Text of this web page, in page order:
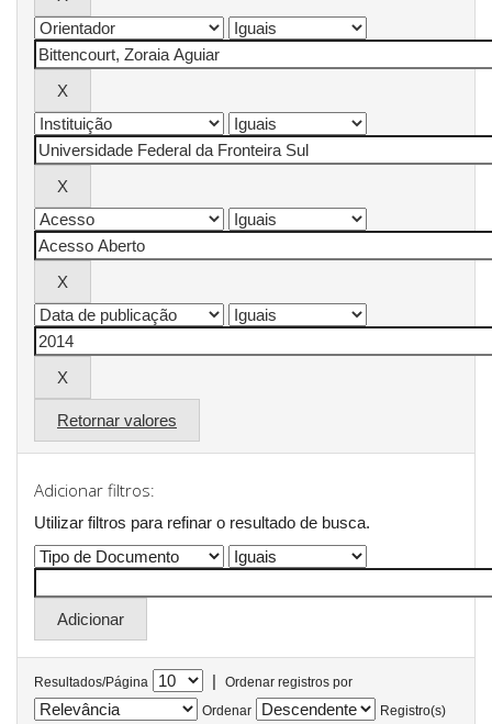
Retornar valores
Adicionar filtros:
Utilizar filtros para refinar o resultado de busca.
Resultados/Página |
Ordenar registros por
Ordenar
Registro(s)